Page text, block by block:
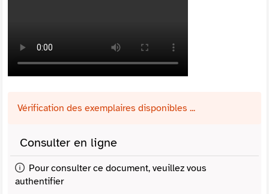
Vérification des exemplaires disponibles ...
Consulter en ligne
Pour consulter ce document, veuillez vous
authentifier